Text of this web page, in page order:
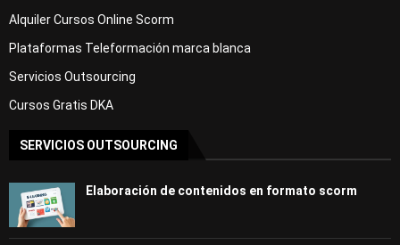
Alquiler Cursos Online Scorm
Plataformas Teleformación marca blanca
Servicios Outsourcing
Cursos Gratis DKA
SERVICIOS OUTSOURCING
Elaboración de contenidos en formato scorm